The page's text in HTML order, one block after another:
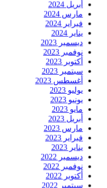
أبريل 2024
مارس 2024
فبراير 2024
يناير 2024
ديسمبر 2023
نوفمبر 2023
أكتوبر 2023
سبتمبر 2023
أغسطس 2023
يوليو 2023
يونيو 2023
مايو 2023
أبريل 2023
مارس 2023
فبراير 2023
يناير 2023
ديسمبر 2022
نوفمبر 2022
أكتوبر 2022
سبتمبر 2022